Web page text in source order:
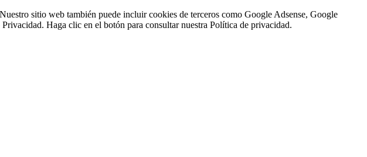
sitio web también puede incluir cookies de terceros como Google Adsense, Google
Haga clic en el botón para consultar nuestra Política de privacidad.